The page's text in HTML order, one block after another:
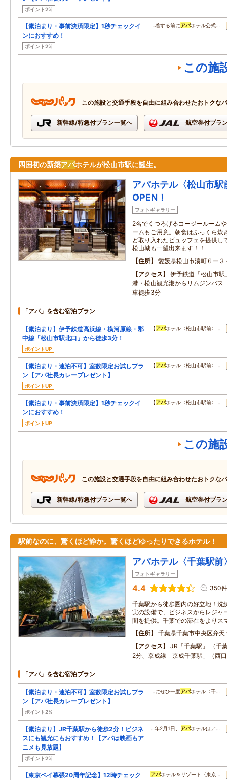
ポイント2%
【素泊まり・事前決済限定】1秒チェックイ
ンにおすすめ！
ポイント2%
…着する前にアパホテル公式…
この施
この施設と交通手段を自由に組み合わせたおトクな
新幹線/特急付プラン一覧へ 航空券付プラ
四国初の新築アパホテルが松山市駅に誕生。
アパホテル〈松山市
OPEN！
フォトギャラリー
2名でくつろげるコージールーム
ームもご用意。朝食はふっくら炊
ど取り入れたビュッフェを提供し
松山城も一望出来ます！！
住所
愛媛県松山市湊町６ー３
アクセス
伊予鉄道「松山市
港・松山観光港からリムジンバス
車徒歩3分
「アパ」を含む宿泊プラン
【素泊まり】伊予鉄道高浜線・横河原線・郡
中線「松山市駅北口」から徒歩3分！
ポイントUP
【アパホテル〈松山市駅前〉…
【素泊まり・連泊不可】室数限定お試しプラ
ン【アパ社長カレープレゼント】
ポイントUP
【アパホテル〈松山市駅前〉…
【素泊まり・事前決済限定】1秒チェックイ
ンにおすすめ！
ポイントUP
【アパホテル〈松山市駅前〉…
この施
この施設と交通手段を自由に組み合わせたおトクな
新幹線/特急付プラン一覧へ 航空券付プラ
駅前なのに、驚くほど静か。驚くほどゆったりできるホテル！
アパホテル〈千葉駅前
フォトギャラリー
4.4 350件
千葉駅から徒歩圏内の好立地！洗
実の設備で、ビジネスからレジャ
間を提供。千葉での滞在をよりス
住所
千葉県千葉市中央区弁天
アクセス
JR「千葉駅」 （千
2分、京成線「京成千葉駅」（西
「アパ」を含む宿泊プラン
【素泊まり・連泊不可】室数限定お試しプラ
ン【アパ社長カレープレゼント】
ポイント2%
…にぜひ一度アパホテル〈千…
【素泊まり】JR千葉駅から徒歩2分！ビジネ
スにも観光にもおすすめ！【アパは映画もア
ニメも見放題】
ポイント2%
…年2月1日、 アパホテルはア…
【東京ベイ幕張20周年記念】12時チェック アパホテル＆リゾート〈東京…